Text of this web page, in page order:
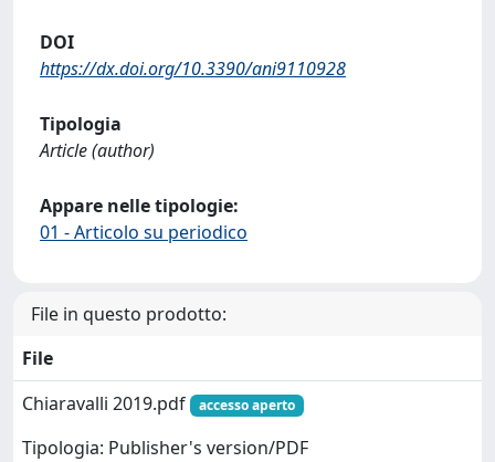
DOI
https://dx.doi.org/10.3390/ani9110928
Tipologia
Article (author)
Appare nelle tipologie:
01 - Articolo su periodico
File in questo prodotto:
File
Chiaravalli 2019.pdf
accesso aperto
Tipologia: Publisher's version/PDF